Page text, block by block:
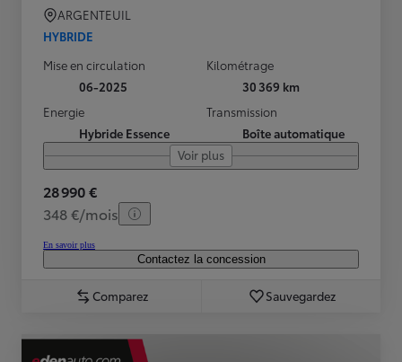
ARGENTEUIL
HYBRIDE
Mise en circulation
06-2025
Kilométrage
30 369 km
Energie
Hybride Essence
Transmission
Boîte automatique
Voir plus
28 990 €
348 €/mois
En savoir plus
Contactez la concession
Comparez Sauvegardez